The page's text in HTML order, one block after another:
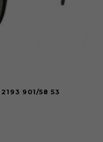
901/58 53